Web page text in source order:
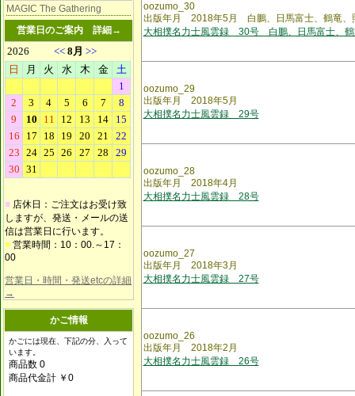
MAGIC The Gathering
営業日のご案内 詳細→
■ 店休日：ご注文はお受け致
しますが、発送・メールの送
信は営業日に行います。
■ 営業時間：10：00.～17：
00
営業日・時間・発送etcの詳細
→
かご情報
かごには現在、下記の分、入って
います。
商品数 0
商品代金計 ￥0
oozumo_30
出版年月 2018年5月 白鵬、日馬富士、鶴竜
大相撲名力士風雲録 30号 白鵬、日馬富士、鶴
oozumo_29
出版年月 2018年5月
大相撲名力士風雲録 29号
oozumo_28
出版年月 2018年4月
大相撲名力士風雲録 28号
oozumo_27
出版年月 2018年3月
大相撲名力士風雲録 27号
oozumo_26
出版年月 2018年2月
大相撲名力士風雲録 26号